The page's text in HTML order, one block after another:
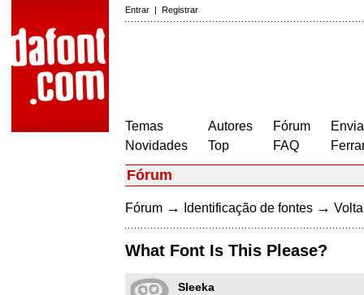
Entrar | Registrar
Temas
Novidades
Autores
Top
Fórum
FAQ
Fórum
Fórum → Identificação de fontes →
What Font Is This Please?
Sleeka